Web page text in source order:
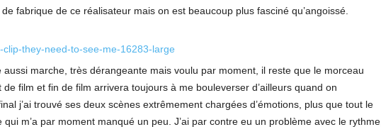
de fabrique de ce réalisateur mais on est beaucoup plus fasciné qu’angoissé.
aussi marche, très dérangeante mais voulu par moment, il reste que le morceau
de film et fin de film arrivera toujours à me bouleverser d’ailleurs quand on
j’ai trouvé ses deux scènes extrêmement chargées d’émotions, plus que tout le
qui m’a par moment manqué un peu. J’ai par contre eu un problème avec le rythme,